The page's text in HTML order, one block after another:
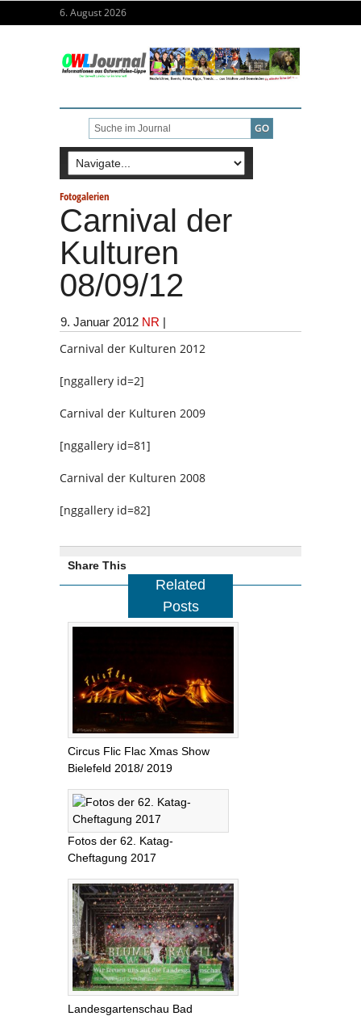
6. August 2026
Fotogalerien
Carnival der
Kulturen
08/09/12
9. Januar 2012 NR |
Carnival der Kulturen 2012
[nggallery id=2]
Carnival der Kulturen 2009
[nggallery id=81]
Carnival der Kulturen 2008
[nggallery id=82]
Share This
Related
Posts
Circus Flic Flac Xmas Show
Bielefeld 2018/ 2019
Fotos der 62. Katag-
Cheftagung 2017
Landesgartenschau Bad